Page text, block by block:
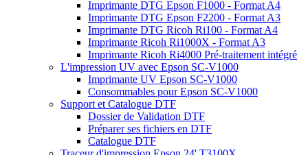
Imprimante DTG Epson F1000 - Format A4
Imprimante DTG Epson F2200 - Format A3
Imprimante DTG Ricoh Ri100 - Format A4
Imprimante Ricoh Ri1000X - Format A3
Imprimante Ricoh Ri4000 Pré-traitement intégré
L'impression UV avec Epson SC-V1000
Imprimante UV Epson SC-V1000
Consommables pour Epson SC-V1000
Support et Catalogue DTF
Dossier de Validation DTF
Préparer ses fichiers en DTF
Catalogue DTF